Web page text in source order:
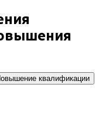
квалификации